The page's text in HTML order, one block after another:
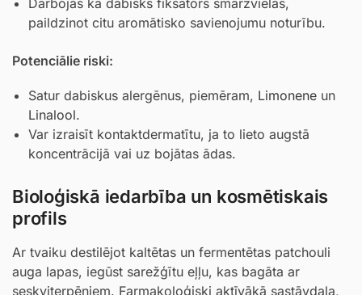
paildzinot citu aromātisko savienojumu noturību.
Potenciālie riski:
Satur dabiskus alergēnus, piemēram, Limonene un
Linalool.
Var izraisīt kontaktdermatītu, ja to lieto augstā
koncentrācijā vai uz bojātas ādas.
Bioloģiskā iedarbība un kosmētiskais
profils
Ar tvaiku destilējot kaltētas un fermentētas patchouli
auga lapas, iegūst sarežģītu eļļu, kas bagāta ar
seskviterpēniem. Farmakoloģiski aktīvākā sastāvdaļa,